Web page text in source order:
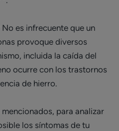
es infrecuente que un
provoque diversos
incluida la caída del
ocurre con los trastornos
de hierro.
para analizar
los síntomas de tu